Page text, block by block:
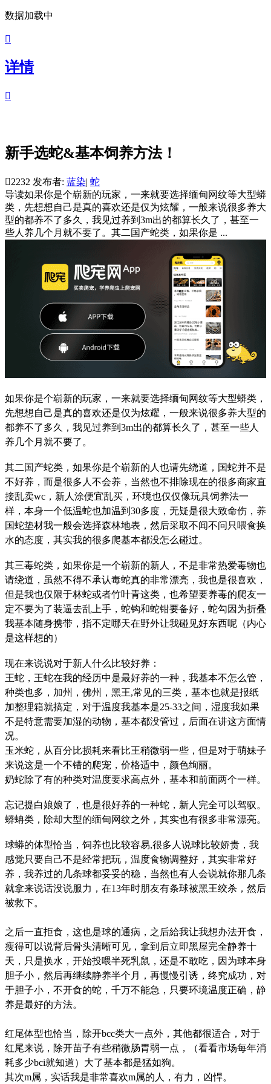
数据加载中

详情

新手选蛇&基本饲养方法！
2232 发布者: 蓝染| 蛇
导读如果你是个崭新的玩家，一来就要选择缅甸网纹等大型蟒
类，先想想自己是真的喜欢还是仅为炫耀，一般来说很多养大
型的都养不了多久，我见过养到3m出的都算长久了，甚至一
些人养几个月就不要了。其二国产蛇类，如果你是 ...
如果你是个崭新的玩家，一来就要选择缅甸网纹等大型蟒类，
先想想自己是真的喜欢还是仅为炫耀，一般来说很多养大型的
都养不了多久，我见过养到3m出的都算长久了，甚至一些人
养几个月就不要了。
其二国产蛇类，如果你是个崭新的人也请先绕道，国蛇并不是
不好养，而是很多人不会养，当然也不排除现在的很多商家直
接乱卖wc，新人涂便宜乱买，环境也仅仅像玩具饲养法一
样，本身一个低温蛇也加温到30多度，无疑是很大致命伤，养
国蛇垫材我一般会选择森林地表，然后采取不闻不问只喂食换
水的态度，其实我的很多爬基本都没怎么碰过。
其三毒蛇类，如果你是一个崭新的新人，不是非常热爱毒物也
请绕道，虽然不得不承认毒蛇真的非常漂亮，我也是很喜欢，
但是我也仅限于林蛇或者竹叶青这类，也希望要养毒的爬友一
定不要为了装逼去乱上手，蛇钩和蛇钳要备好，蛇勾因为折叠
我基本随身携带，指不定哪天在野外让我碰见好东西呢（内心
是这样想的）
现在来说说对于新人什么比较好养：
王蛇，王蛇在我的经历中是最好养的一种，我基本不怎么管，
种类也多，加州，佛州，黑王,常见的三类，基本也就是报纸
加整理箱就搞定，对于温度我基本是25-33之间，湿度我如果
不是特意需要加湿的动物，基本都没管过，后面在讲这方面情
况。
玉米蛇，从百分比损耗来看比王稍微弱一些，但是对于萌妹子
来说这是一个不错的爬宠，价格适中，颜色绚丽。
奶蛇除了有的种类对温度要求高点外，基本和前面两个一样。
忘记提白娘娘了，也是很好养的一种蛇，新人完全可以驾驭。
蟒蚺类，除却大型的缅甸网纹之外，其实也有很多非常漂亮。
球蟒的体型恰当，饲养也比较容易,很多人说球比较娇贵，我
感觉只要自己不是经常把玩，温度食物调整好，其实非常好
养，我养过的几条球都妥妥的稳，当然也有人会说就你那几条
就拿来说话没说服力，在13年时朋友有条球被黑王绞杀，然后
被救下。
之后一直拒食，这也是球的通病，之后給我让我想办法开食，
瘦得可以说背后骨头清晰可见，拿到后立即黑屋完全静养十
天，只是换水，开始投喂半死乳鼠，还是不敢吃，因为球本身
胆子小，然后再继续静养半个月，再慢慢引诱，终究成功，对
于胆子小，不开食的蛇，千万不能急，只要环境温度正确，静
养是最好的方法。
红尾体型也恰当，除开bcc类大一点外，其他都很适合，对于
红尾来说，除开苗子有些稍微肠胃弱一点，（看看市场每年消
耗多少bci就知道）大了基本都是猛如狗。
其次m属，实话我是非常喜欢m属的人，有力，凶悍。